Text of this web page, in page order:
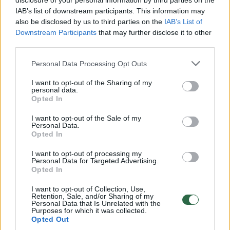
IAB’s list of downstream participants. This information may
also be disclosed by us to third parties on the IAB’s List of
Downstream Participants that may further disclose it to other
Personal Data Processing Opt Outs
I want to opt-out of the Sharing of my
personal data.
Opted In
I want to opt-out of the Sale of my
Personal Data.
Opted In
I want to opt-out of processing my
Personal Data for Targeted Advertising.
Opted In
I want to opt-out of Collection, Use,
Retention, Sale, and/or Sharing of my
Personal Data that Is Unrelated with the
Purposes for which it was collected.
Opted Out
00:00:30
Vaizdai iš tragiškos avarijos Vilniaus r.: dviejų moterų ir
vaiko gyvybių išgelbėti nepavyko
Savaitės vidurys nusimato karštas: temperatūra kils iki
32 laipsnių šilumos
Ukrainos politikoje: jis yra neteisus
Laidos | Nauja diena
00:00:57
Sinoptikai atsakė, kokiais orais užbaigsime darbo
savaitę: karščiai atsitrauks